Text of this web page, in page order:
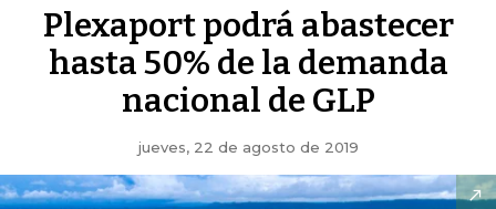
Plexaport podrá abastecer
hasta 50% de la demanda
nacional de GLP
jueves, 22 de agosto de 2019